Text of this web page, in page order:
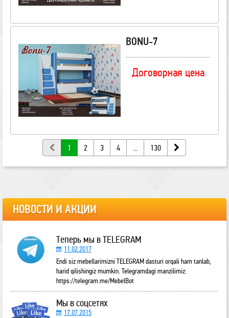
BONU-7
Договорная цена
1 2 3 4 ... 130
НОВОСТИ И АКЦИИ
Теперь мы в TELEGRAM
11.02.2017
Endi siz mebellarimizni TELEGRAM dasturi orqali ham tanlab,
harid qilishingiz mumkin. Telegramdagi manzilimiz:
https://telegram.me/MebelBot
Мы в соцсетях
17.07.2015